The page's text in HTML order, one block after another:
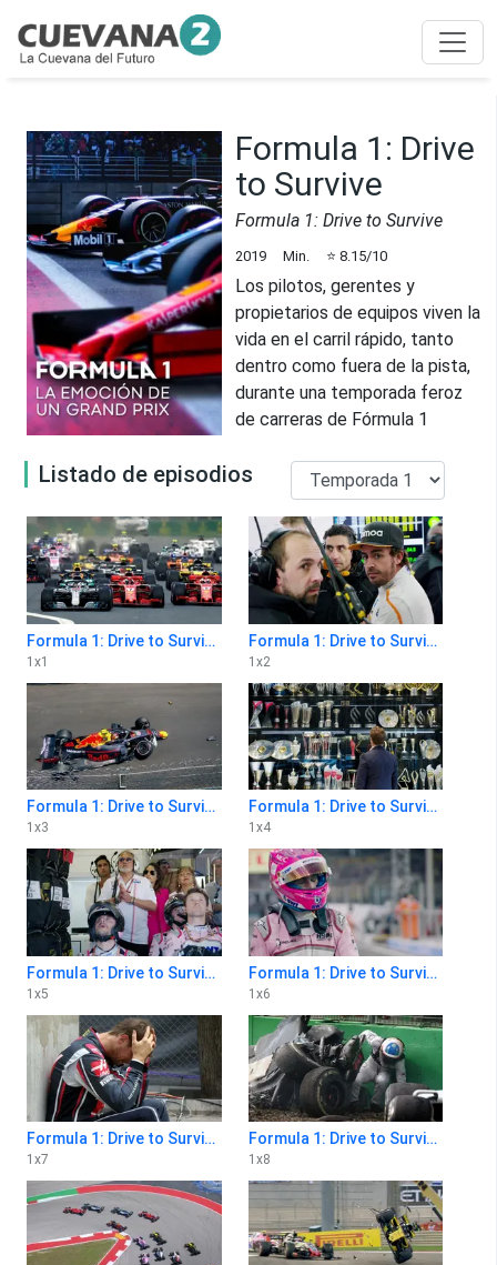
Formula 1: Drive
to Survive
Formula 1: Drive to Survive
2019 Min. ⭐ 8.15/10
Los pilotos, gerentes y
propietarios de equipos viven la
vida en el carril rápido, tanto
dentro como fuera de la pista,
durante una temporada feroz
de carreras de Fórmula 1
Listado de episodios
Formula 1: Drive to Survive 1x1
1 x1
Formula 1: Drive to Survive 1x2
1 x2
Formula 1: Drive to Survive 1x3
1 x3
Formula 1: Drive to Survive 1x4
1 x4
Formula 1: Drive to Survive 1x5
1 x5
Formula 1: Drive to Survive 1x6
1 x6
Formula 1: Drive to Survive 1x7
1 x7
Formula 1: Drive to Survive 1x8
1 x8